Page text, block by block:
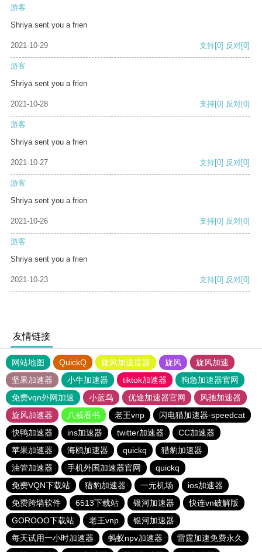
游客
Shriya sent you a frien
2021-10-29 支持[0] 反对[0]
游客
Shriya sent you a frien
2021-10-28 支持[0] 反对[0]
游客
Shriya sent you a frien
2021-10-27 支持[0] 反对[0]
游客
Shriya sent you a frien
2021-10-26 支持[0] 反对[0]
游客
Shriya sent you a frien
2021-10-23 支持[0] 反对[0]
友情链接
网站地图 QuickQ 旋风加速度器 旋风
旋风加速
坚果加速器
小牛加速器 tiktok加速器
狗急加速器官网
免费vqn外网加速
小蓝鸟 优途加速器官网
风驰加速器
旋风加速器
八戒看书 老王vnp
闪电猫加速器-speedcat
快鸭加速器
ins加速器 twitter加速器
CC加速器
苹果加速器
海鸥加速器 quickq
猎豹加速器
油管加速器
手机外国加速器官网
quickq
免费VQN下载站
猎豹加速器 一元机场
ios加速器
免费跨墙软件
6513下载站 银河加速器
快连vn破解版
GOROOO下载站
老王vnp
银河加速器
每天试用一小时加速器
蚂蚁npv加速器
雷霆加速免费永久